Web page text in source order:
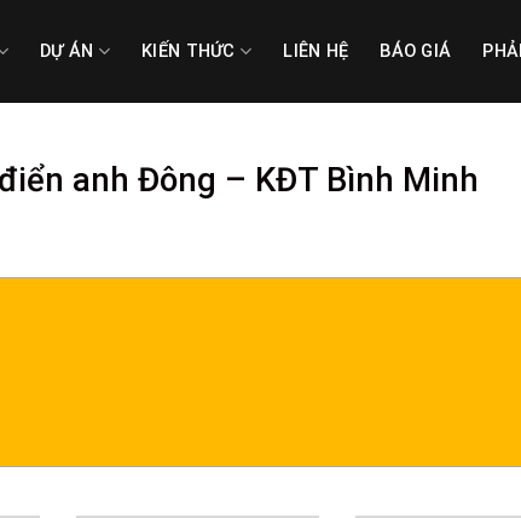
DỰ ÁN KIẾN THỨC LIÊN HỆ BÁO GIÁ
anh Đông – KĐT Bình Minh